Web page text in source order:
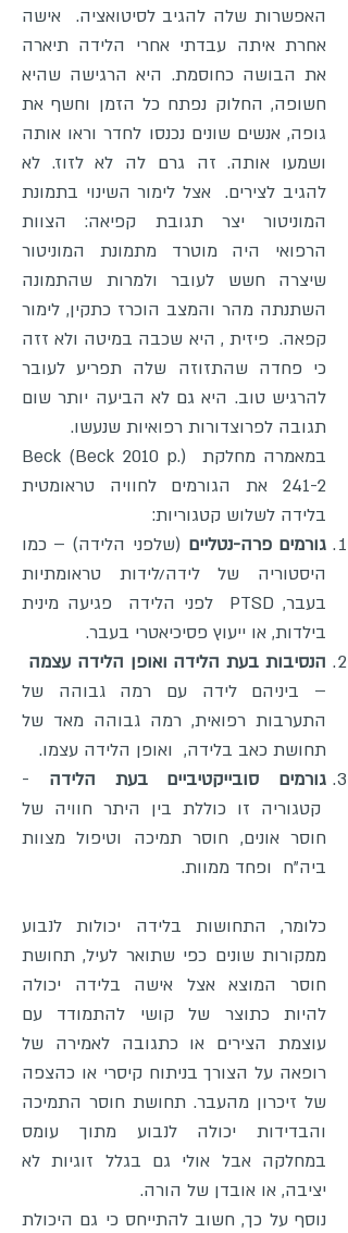
האפשרות שלה להגיב לסיטואציה. אישה
אחרת איתה עבדתי אחרי הלידה תיארה
את הבושה כחוסמת. היא הרגישה שהיא
חשופה, החלוק נפתח כל הזמן וחשף את
גופה, אנשים שונים נכנסו לחדר וראו אותה
ושמעו אותה. זה גרם לה לא לזוז. לא
להגיב לצירים. אצל לימור השינוי בתמונת
המוניטור יצר תגובת קפיאה: הצוות
הרפואי היה מוטרד מתמונת המוניטור
שיצרה חשש לעובר ולמרות שהתמונה
השתנתה מהר והמצב הוכרז כתקין, לימור
קפאה. פיזית , היא שכבה במיטה ולא זזה
כי פחדה שהתזוזה שלה תפריע לעובר
להרגיש טוב. היא גם לא הביעה יותר שום
תגובה לפרוצדורות רפואיות שנעשו.
במאמרה מחלקת (Beck (Beck 2010 p.
241-2 את הגורמים לחוויה טראומטית
בלידה לשלוש קטגוריות:
גורמים פרה-נטליים (שלפני הלידה) – כמו
היסטוריה של לידה/לידות טראומתיות
בעבר, PTSD לפני הלידה פגיעה מינית
בילדות, או ייעוץ פסיכיאטרי בעבר.
הנסיבות בעת הלידה ואופן הלידה עצמה
– ביניהם לידה עם רמה גבוהה של
התערבות רפואית, רמה גבוהה מאד של
תחושת כאב בלידה, ואופן הלידה עצמו.
גורמים סובייקטיביים בעת הלידה -
קטגוריה זו כוללת בין היתר חוויה של
חוסר אונים, חוסר תמיכה וטיפול מצוות
ביה"ח ופחד ממוות.
כלומר, התחושות בלידה יכולות לנבוע
ממקורות שונים כפי שתואר לעיל, תחושת
חוסר המוצא אצל אישה בלידה יכולה
להיות כתוצר של קושי להתמודד עם
עוצמת הצירים או כתגובה לאמירה של
רופאה על הצורך בניתוח קיסרי או כהצפה
של זיכרון מהעבר. תחושת חוסר התמיכה
והבדידות יכולה לנבוע מתוך עומס
במחלקה אבל אולי גם בגלל זוגיות לא
יציבה, או אובדן של הורה.
נוסף על כך, חשוב להתייחס כי גם היכולת